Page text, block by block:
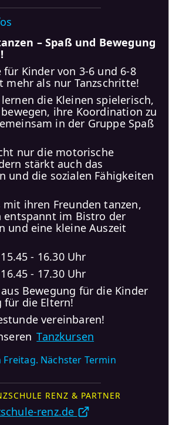
– Spaß und Bewegung
für Kinder von 3-6 und 6-8
mehr als nur Tanzschritte!
die Kleinen spielerisch,
ihre Koordination zu
in der Gruppe Spaß
nur die motorische
stärkt auch das
und die sozialen Fähigkeiten
mit ihren Freunden tanzen,
entspannt im Bistro der
und eine kleine Auszeit
- 16.30 Uhr
- 17.30 Uhr
Bewegung für die Kinder
für die Eltern!
vereinbaren!
Tanzkursen
Nächster Termin
RENZ & PARTNER
renz.de